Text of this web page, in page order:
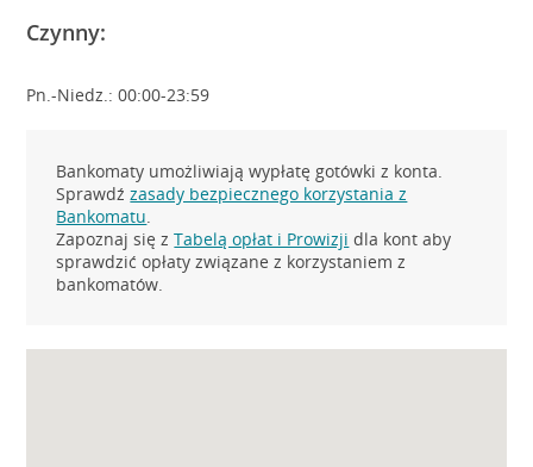
Czynny:
Pn.-Niedz.: 00:00-23:59
Bankomaty umożliwiają wypłatę gotówki z konta.
Sprawdźzasady bezpiecznego korzystania z
Bankomatu.
Zapoznaj się zTabelą opłat i Prowizji dla kont aby
sprawdzić opłaty związane z korzystaniem z
bankomatów.